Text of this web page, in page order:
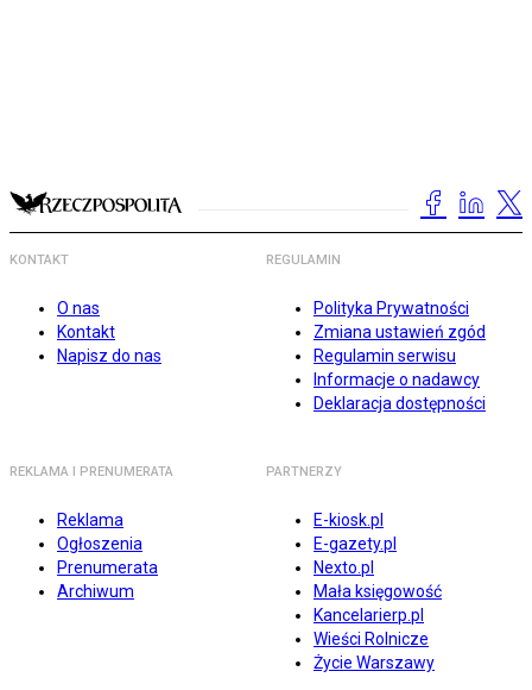
KONTAKT
O nas
Kontakt
Napisz do nas
REGULAMIN
Polityka Prywatności
Zmiana ustawień zgód
Regulamin serwisu
Informacje o nadawcy
Deklaracja dostępności
REKLAMA I PRENUMERATA
Reklama
Ogłoszenia
Prenumerata
Archiwum
PARTNERZY
E-kiosk.pl
E-gazety.pl
Nexto.pl
Mała księgowość
Kancelarierp.pl
Wieści Rolnicze
Życie Warszawy